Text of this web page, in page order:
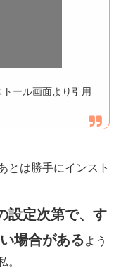
ール画面より引用
とは勝手にインスト
設定次第で、す
場合がある よう
。